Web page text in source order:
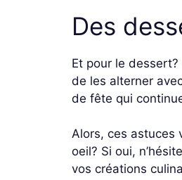
Des
Et pour le
de les alterner
de fête qui
Alors, ces astuces
oeil? Si oui,
vos créations